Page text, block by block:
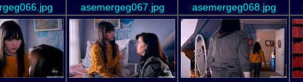
asemergeg067.jpg asemergeg068.jpg